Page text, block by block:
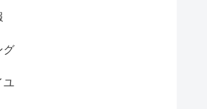
グ
ユ